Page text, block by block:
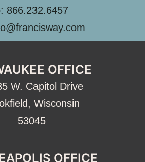
866.232.6457
OFFICE
W. Capitol Drive
Wisconsin
53045
OFFICE